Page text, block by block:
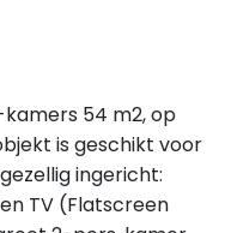
54 m2, op
is geschikt voor
ingericht:
TV (Flatscreen